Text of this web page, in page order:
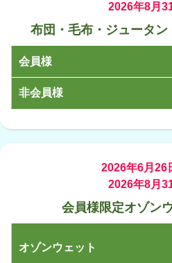
2026年8月
布団・毛布・ジュータ
会員様
非会員様
2026年6月26
2026年8月
会員様限定オゾン
オゾンウェット